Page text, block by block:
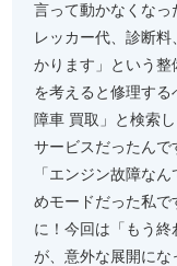
言って動かなくなっ
レッカー代、診断
かります」という
を考えると修理す
障車 買取」と検索
サービスだったんで
「エンジン故障な
めモードだった私
に！今回は「もう
が、意外な展開にな